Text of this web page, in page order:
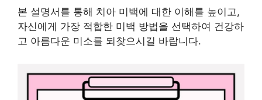
본 설명서를 통해 치아 미백에 대한 이해를 높이고,
자신에게 가장 적합한 미백 방법을 선택하여 건강하
고 아름다운 미소를 되찾으시길 바랍니다.